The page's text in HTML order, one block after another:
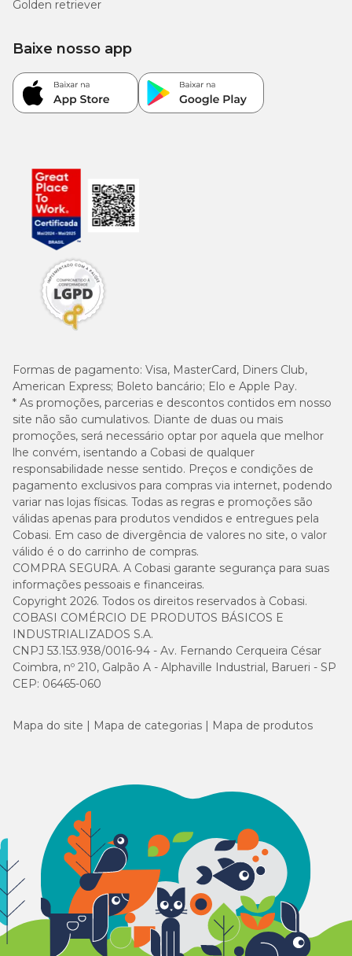
Golden retriever
Formas de pagamento: Visa, MasterCard, Diners Club,
American Express; Boleto bancário; Elo e Apple Pay.
* As promoções, parcerias e descontos contidos em nosso
site não são cumulativos. Diante de duas ou mais
promoções, será necessário optar por aquela que melhor
lhe convém, isentando a Cobasi de qualquer
responsabilidade nesse sentido. Preços e condições de
pagamento exclusivos para compras via internet, podendo
variar nas lojas físicas. Todas as regras e promoções são
válidas apenas para produtos vendidos e entregues pela
Cobasi. Em caso de divergência de valores no site, o valor
válido é o do carrinho de compras.
COMPRA SEGURA. A Cobasi garante segurança para suas
informações pessoais e financeiras.
Copyright 2026. Todos os direitos reservados à Cobasi.
COBASI COMÉRCIO DE PRODUTOS BÁSICOS E
INDUSTRIALIZADOS S.A.
CNPJ 53.153.938/0016-94 - Av. Fernando Cerqueira César
Coimbra, nº 210, Galpão A - Alphaville Industrial, Barueri - SP
CEP: 06465-060
Baixe nosso app
Mapa do site Mapa de categorias Mapa de produtos